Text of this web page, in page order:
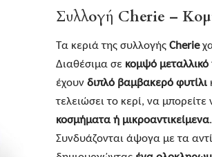
Συλλογή Cherie –
Τα κεριά της συλλογήςCherie
Διαθέσιμα σε κομψό μεταλλικό
έχουνδιπλό βαμβακερό φυτίλι
τελειώσει το κερί, να
κοσμήματα ή μικροαντικείμενα.
Συνδυάζονται άψογα με τα